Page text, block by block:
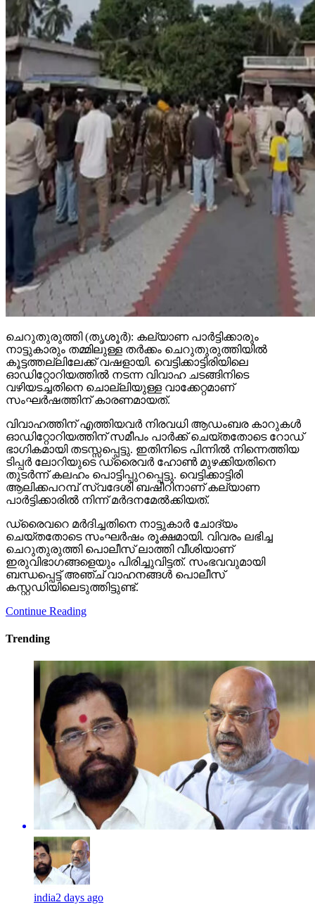
ചെറുതുരുത്തി (തൃശൂര്‍): കല്യാണ പാര്‍ട്ടിക്കാരും
നാട്ടുകാരും തമ്മിലുള്ള തര്‍ക്കം ചെറുതുരുത്തിയില്‍
കൂട്ടത്തല്ലിലേക്ക് വഷളായി. വെട്ടിക്കാട്ടിരിയിലെ
ഓഡിറ്റോറിയത്തില്‍ നടന്ന വിവാഹ ചടങ്ങിനിടെ
വഴിയടച്ചതിനെ ചൊല്ലിയുള്ള വാക്കേറ്റമാണ്
സംഘര്‍ഷത്തിന് കാരണമായത്.
വിവാഹത്തിന് എത്തിയവര്‍ നിരവധി ആഡംബര കാറുകള്‍
ഓഡിറ്റോറിയത്തിന് സമീപം പാര്‍ക്ക് ചെയ്തതോടെ റോഡ്
ഭാഗികമായി തടസ്സപ്പെട്ടു. ഇതിനിടെ പിന്നില്‍ നിന്നെത്തിയ
ടിപ്പര്‍ ലോറിയുടെ ഡ്രൈവര്‍ ഹോണ്‍ മുഴക്കിയതിനെ
തുടര്‍ന്ന് കലഹം പൊട്ടിപ്പുറപ്പെട്ടു. വെട്ടിക്കാട്ടിരി
ആലിക്കപറമ്പ് സ്വദേശി ബഷീറിനാണ് കല്യാണ
പാര്‍ട്ടിക്കാരില്‍ നിന്ന് മര്‍ദനമേല്‍ക്കിയത്.
ഡ്രൈവറെ മര്‍ദിച്ചതിനെ നാട്ടുകാര്‍ ചോദ്യം
ചെയ്തതോടെ സംഘര്‍ഷം രൂക്ഷമായി. വിവരം ലഭിച്ച
ചെറുതുരുത്തി പൊലീസ് ലാത്തി വീശിയാണ്
ഇരുവിഭാഗങ്ങളെയും പിരിച്ചുവിട്ടത്. സംഭവവുമായി
ബന്ധപ്പെട്ട് അഞ്ച് വാഹനങ്ങള്‍ പൊലീസ്
കസ്റ്റഡിയിലെടുത്തിട്ടുണ്ട്.
Continue Reading
Trending
india2 days ago